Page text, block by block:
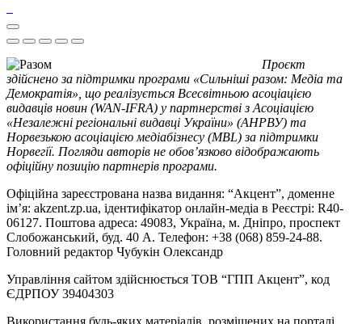
Проєкт
здійснено за підтримки програми «Сильніші разом: Медіа та
Демократія», що реалізується Всесвітньою асоціацією
видавців новин (WAN-IFRA) у партнерстві з Асоціацією
«Незалежні регіональні видавці України» (АНРВУ) та
Норвезькою асоціацією медіабізнесу (MBL) за підтримки
Норвегії. Погляди авторів не обов’язково відображають
офіційну позицію партнерів програми.
Офіційна зареєстрована назва видання: “Акцент”, доменне
ім’я: akzent.zp.ua, ідентифікатор онлайн-медіа в Реєстрі: R40-
06127. Поштова адреса: 49083, Україна, м. Дніпро, проспект
Слобожанський, буд. 40 А. Телефон: +38 (068) 859-24-88.
Головний редактор Чубукін Олександр
Управління сайтом здійснюється ТОВ “ГПП Акцент”, код
ЄДРПОУ 39404303